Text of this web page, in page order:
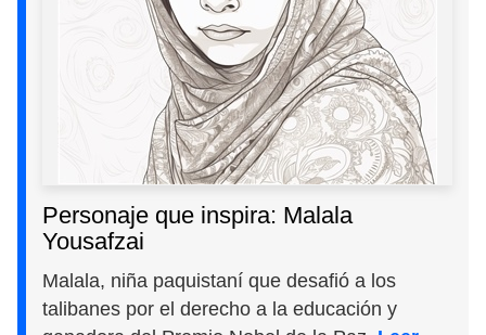
Personaje que inspira: Malala
Yousafzai
Malala, niña paquistaní que desafió a los
talibanes por el derecho a la educación y